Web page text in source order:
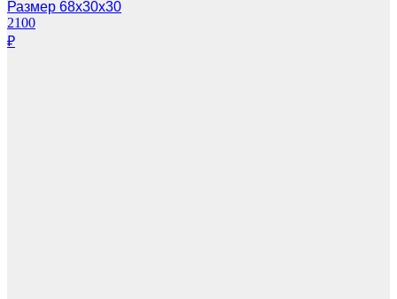
Размер 68х30х30
2100
₽